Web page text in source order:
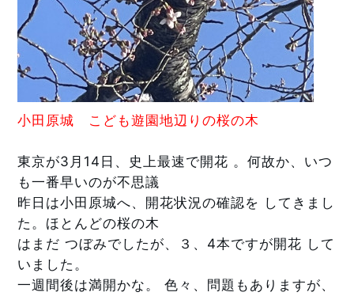
小田原城　こども遊園地辺りの桜の木
東京が3月14日、史上最速で開花 。何故か、いつ
も一番早いのが不思議
昨日は小田原城へ、開花状況の確認を してきまし
た。ほとんどの桜の木
はまだ つぼみでしたが、３、4本ですが開花 して
いました。
一週間後は満開かな。
色々、問題もありますが、